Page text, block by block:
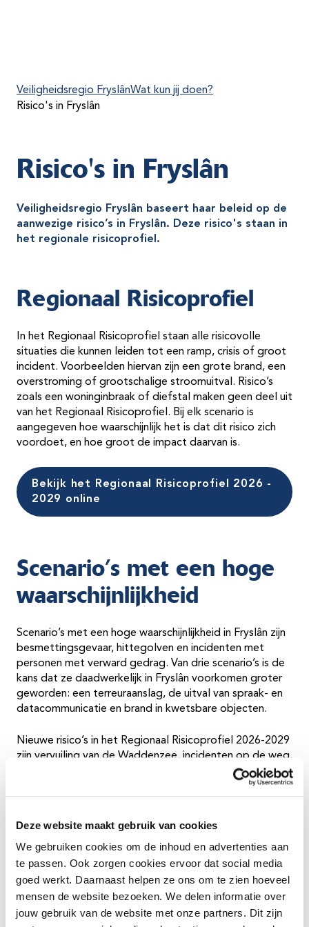
Deze website maakt gebruik van cookies
We gebruiken cookies om de inhoud en advertenties aan
te passen. Ook zorgen cookies ervoor dat social media
goed werkt. Daarnaast helpen ze ons om te zien hoeveel
mensen de website bezoeken. We delen informatie over
jouw gebruik van de website met onze partners. Dit zijn
Veiligheidsregio FryslânWat kun jij doen?
Risico's in Fryslân
Risico's in Fryslân
Veiligheidsregio Fryslân baseert haar beleid op de
aanwezige risico’s in Fryslân. Deze risico's staan in
het regionale risicoprofiel.
Regionaal Risicoprofiel
In het Regionaal Risicoprofiel staan alle risicovolle
situaties die kunnen leiden tot een ramp, crisis of groot
incident. Voorbeelden hiervan zijn een grote brand, een
overstroming of grootschalige stroomuitval. Risico’s
zoals een woninginbraak of diefstal maken geen deel uit
van het Regionaal Risicoprofiel. Bij elk scenario is
aangegeven hoe waarschijnlijk het is dat dit risico zich
voordoet, en hoe groot de impact daarvan is.
Bekijk het Regionaal Risicoprofiel 2026 -
2029 online
Scenario’s met een hoge
waarschijnlijkheid
Scenario’s met een hoge waarschijnlijkheid in Fryslân zijn
besmettingsgevaar, hittegolven en incidenten met
personen met verward gedrag. Van drie scenario’s is de
kans dat ze daadwerkelijk in Fryslân voorkomen groter
geworden: een terreuraanslag, de uitval van spraak- en
datacommunicatie en brand in kwetsbare objecten.
Nieuwe risico’s in het Regionaal Risicoprofiel 2026-2029
zijn vervuiling van de Waddenzee, incidenten op de weg,
luchtvaartterrein en rellen rondom demonstraties of
van cyber, klimaat en polarisatie van de samenleving.
Risico’s voorkomen en
beperken